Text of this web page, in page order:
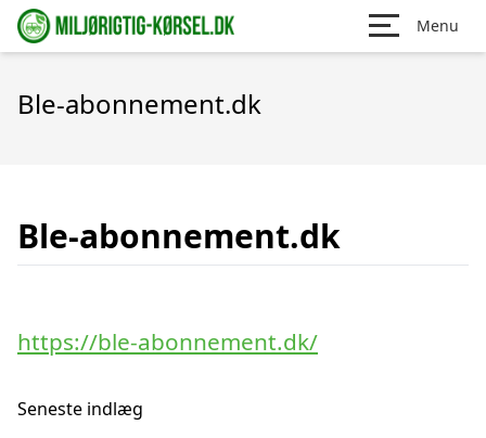
Menu
Ble-abonnement.dk
Ble-abonnement.dk
https://ble-abonnement.dk/
Seneste indlæg